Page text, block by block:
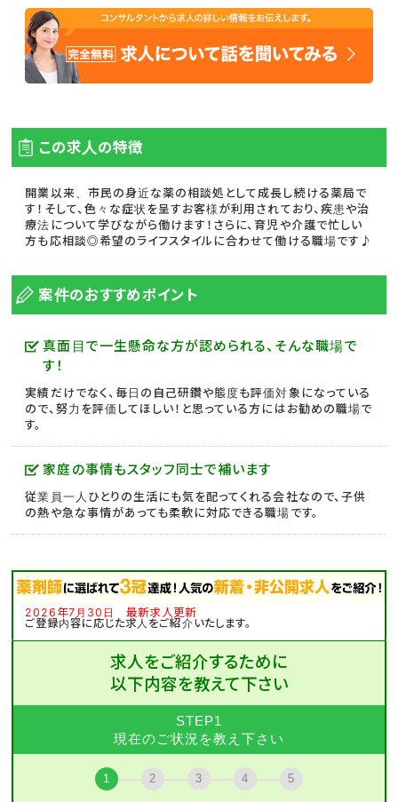
この求人の特徴
開業以来、市民の身近な薬の相談処として成長し続ける薬局で
す！そして、色々な症状を呈すお客様が利用されており、疾患や治
療法について学びながら働けます！さらに、育児や介護で忙しい
方も応相談◎希望のライフスタイルに合わせて働ける職場です♪
案件のおすすめポイント
真面目で一生懸命な方が認められる、そんな職場で
す！
実績だけでなく、毎日の自己研鑽や態度も評価対象になっている
ので、努力を評価してほしい！と思っている方にはお勧めの職場で
す。
家庭の事情もスタッフ同士で補います
従業員一人ひとりの生活にも気を配ってくれる会社なので、子供
の熱や急な事情があっても柔軟に対応できる職場です。
2026年7月30日 最新求人更新
ご登録内容に応じた求人をご紹介いたします。
求人をご紹介するために
以下内容を教えて下さい
STEP1
現在のご状況を教え下さい
1 2 3 4 5